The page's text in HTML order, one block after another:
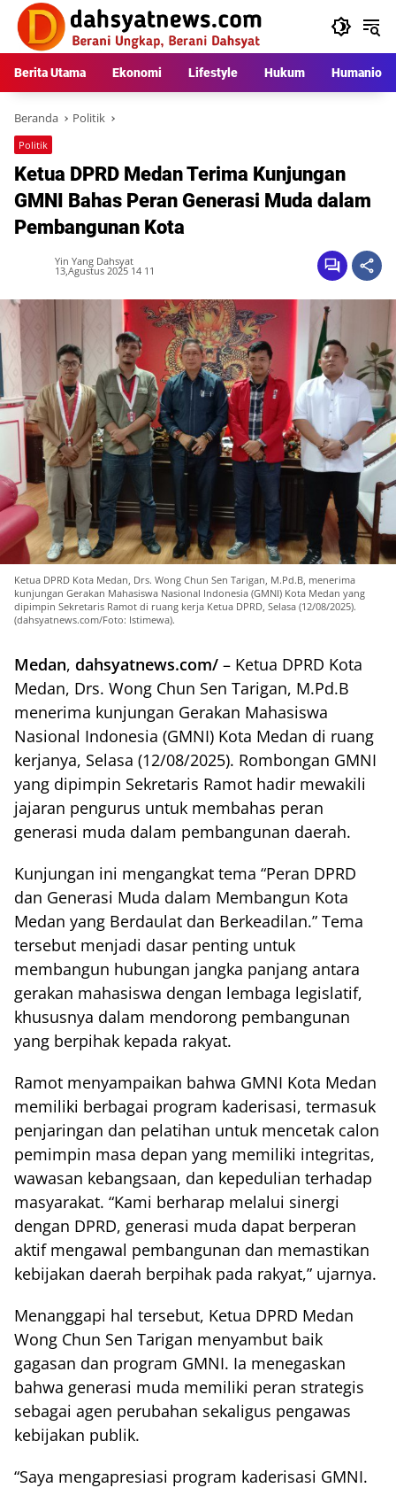
Langsung
konten
Berita Utama Ekonomi Lifestyle Hukum Humaniora
Beranda Politik
Politik
Ketua DPRD Medan Terima Kunjungan
GMNI Bahas Peran Generasi Muda dalam
Pembangunan Kota
Yin Yang Dahsyat
13,Agustus 2025 14 11
Ketua DPRD Kota Medan, Drs. Wong Chun Sen Tarigan, M.Pd.B, menerima
kunjungan Gerakan Mahasiswa Nasional Indonesia (GMNI) Kota Medan yang
dipimpin Sekretaris Ramot di ruang kerja Ketua DPRD, Selasa (12/08/2025).
(dahsyatnews.com/Foto: Istimewa).
Medan, dahsyatnews.com/ – Ketua DPRD Kota
Medan, Drs. Wong Chun Sen Tarigan, M.Pd.B
menerima kunjungan Gerakan Mahasiswa
Nasional Indonesia (GMNI) Kota Medan di ruang
kerjanya, Selasa (12/08/2025). Rombongan GMNI
yang dipimpin Sekretaris Ramot hadir mewakili
jajaran pengurus untuk membahas peran
generasi muda dalam pembangunan daerah.
Kunjungan ini mengangkat tema “Peran DPRD
dan Generasi Muda dalam Membangun Kota
Medan yang Berdaulat dan Berkeadilan.” Tema
tersebut menjadi dasar penting untuk
membangun hubungan jangka panjang antara
gerakan mahasiswa dengan lembaga legislatif,
khususnya dalam mendorong pembangunan
yang berpihak kepada rakyat.
Ramot menyampaikan bahwa GMNI Kota Medan
memiliki berbagai program kaderisasi, termasuk
penjaringan dan pelatihan untuk mencetak calon
pemimpin masa depan yang memiliki integritas,
wawasan kebangsaan, dan kepedulian terhadap
masyarakat. “Kami berharap melalui sinergi
dengan DPRD, generasi muda dapat berperan
aktif mengawal pembangunan dan memastikan
kebijakan daerah berpihak pada rakyat,” ujarnya.
Menanggapi hal tersebut, Ketua DPRD Medan
Wong Chun Sen Tarigan menyambut baik
gagasan dan program GMNI. Ia menegaskan
bahwa generasi muda memiliki peran strategis
sebagai agen perubahan sekaligus pengawas
kebijakan publik.
“Saya mengapresiasi program kaderisasi GMNI.